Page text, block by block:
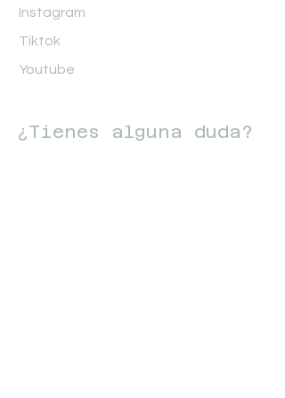
Instagram
Tiktok
Youtube
¿Tienes alguna duda?